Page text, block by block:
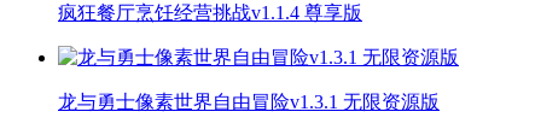
疯狂餐厅烹饪经营挑战v1.1.4 尊享版
龙与勇士像素世界自由冒险v1.3.1 无限资源版